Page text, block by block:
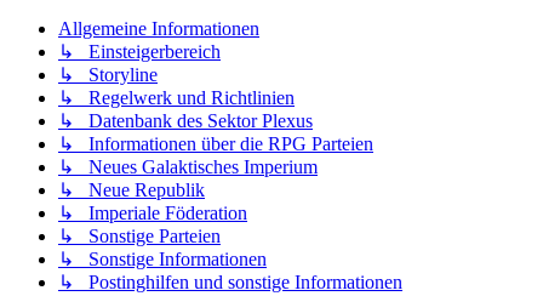
Allgemeine Informationen
↳ Einsteigerbereich
↳ Storyline
↳ Regelwerk und Richtlinien
↳ Datenbank des Sektor Plexus
↳ Informationen über die RPG Parteien
↳ Neues Galaktisches Imperium
↳ Neue Republik
↳ Imperiale Föderation
↳ Sonstige Parteien
↳ Sonstige Informationen
↳ Postinghilfen und sonstige Informationen